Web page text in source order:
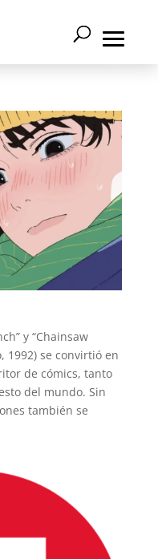
y “Chainsaw
1992) se convirtió en
de cómics, tanto
del mundo. Sin
también se